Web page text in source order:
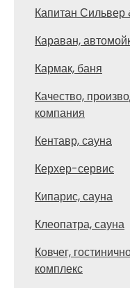
Капитан
Караван,
Кармак, баня
Качество,
компания
Кентавр, сауна
Керхер-сервис
Кипарис, сауна
Клеопатра, сауна
Ковчег,
комплекс